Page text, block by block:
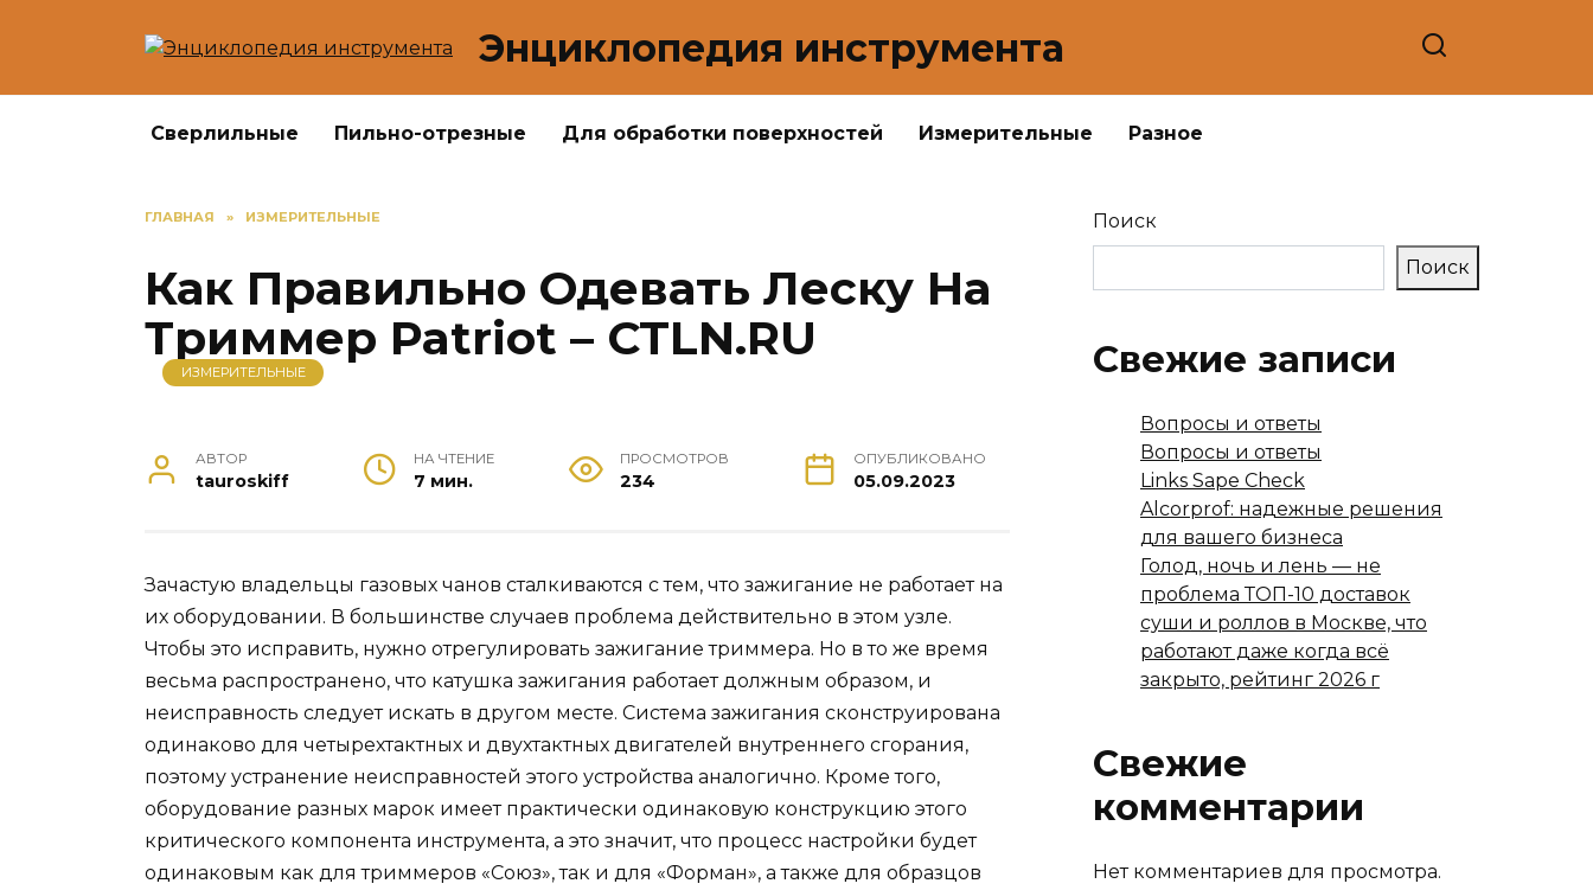
Энциклопедия инструмента
Сверлильные Пильно-отрезные Для обработки поверхностей Измерительные Разное
ГЛАВНАЯ » ИЗМЕРИТЕЛЬНЫЕ
Как Правильно Одевать Леску На
Триммер Patriot – CTLN.RU
ИЗМЕРИТЕЛЬНЫЕ
АВТОР
tauroskiff
НА ЧТЕНИЕ
7 мин.
ПРОСМОТРОВ
234
ОПУБЛИКОВАНО
05.09.2023
Зачастую владельцы газовых чанов сталкиваются с тем, что зажигание не работает на
их оборудовании. В большинстве случаев проблема действительно в этом узле.
Чтобы это исправить, нужно отрегулировать зажигание триммера. Но в то же время
весьма распространено, что катушка зажигания работает должным образом, и
неисправность следует искать в другом месте. Система зажигания сконструирована
одинаково для четырехтактных и двухтактных двигателей внутреннего сгорания,
поэтому устранение неисправностей этого устройства аналогично. Кроме того,
оборудование разных марок имеет практически одинаковую конструкцию этого
критического компонента инструмента, а это значит, что процесс настройки будет
одинаковым как для триммеров «Союз», так и для «Форман», а также для образцов
Поиск
Поиск
Свежие записи
Вопросы и ответы
Вопросы и ответы
Links Sape Check
Alcorprof: надежные решения
для вашего бизнеса
Голод, ночь и лень — не
проблема ТОП-10 доставок
суши и роллов в Москве, что
работают даже когда всё
закрыто, рейтинг 2026 г
Свежие
комментарии
Нет комментариев для просмотра.